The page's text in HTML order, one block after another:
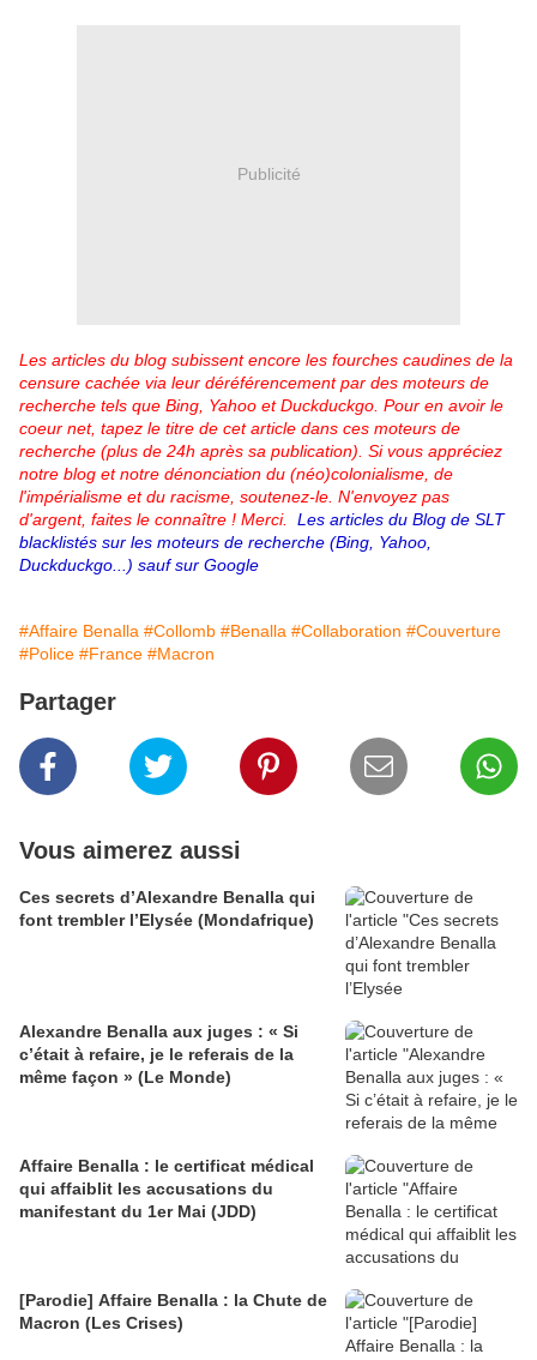
Publicité
Les articles du blog subissent encore les fourches caudines de la
censure cachée via leur déréférencement par des moteurs de
recherche tels que Bing, Yahoo et Duckduckgo. Pour en avoir le
coeur net, tapez le titre de cet article dans ces moteurs de
recherche (plus de 24h après sa publication). Si vous appréciez
notre blog et notre dénonciation du (néo)colonialisme, de
l'impérialisme et du racisme, soutenez-le. N'envoyez pas
d'argent, faites le connaître ! Merci. Les articles du Blog de SLT
blacklistés sur les moteurs de recherche (Bing, Yahoo,
Duckduckgo...) sauf sur Google
#Affaire Benalla #Collomb #Benalla #Collaboration #Couverture
#Police #France #Macron
Partager
Vous aimerez aussi
Ces secrets d’Alexandre Benalla qui
font trembler l’Elysée (Mondafrique)
Alexandre Benalla aux juges : « Si
c’était à refaire, je le referais de la
même façon » (Le Monde)
Affaire Benalla : le certificat médical
qui affaiblit les accusations du
manifestant du 1er Mai (JDD)
[Parodie] Affaire Benalla : la Chute de
Macron (Les Crises)